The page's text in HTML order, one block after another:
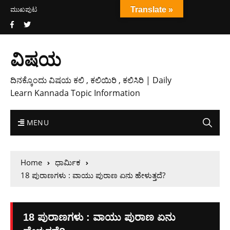
ಮುಖಪುಟ
ವಿಷಯ
ದಿನಕ್ಕೊಂದು ವಿಷಯ ಕಲಿ , ಕಲಿಯಿರಿ , ಕಲಿಸಿರಿ | Daily
Learn Kannada Topic Information
MENU
Home
ಧಾರ್ಮಿಕ
18 ಪುರಾಣಗಳು : ವಾಯು ಪುರಾಣ ಏನು ಹೇಳುತ್ತದೆ?
18 ಪುರಾಣಗಳು : ವಾಯು ಪುರಾಣ ಏನು
Translate »